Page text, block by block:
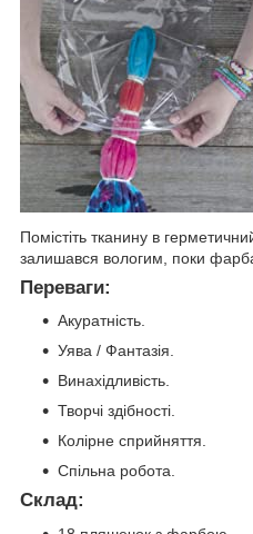
Помістіть тканину в
залишався вологим, поки
Переваги:
Акуратність.
Уява / Фантазія.
Винахідливість.
Творчі здібності.
Колірне сприйняття.
Спільна робота.
Склад: